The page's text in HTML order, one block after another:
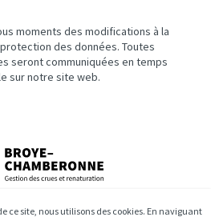
ce site, nous utilisons des cookies. En naviguant
moments des modifications à la
des données. Toutes
seront communiquées en temps
sur notre site web.
de Valmont 30b